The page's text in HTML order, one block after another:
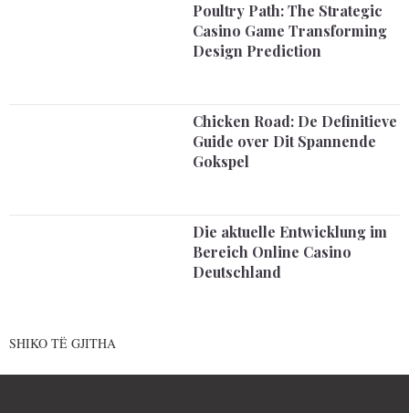
Poultry Path: The Strategic
Casino Game Transforming
Design Prediction
Chicken Road: De Definitieve
Guide over Dit Spannende
Gokspel
Die aktuelle Entwicklung im
Bereich Online Casino
Deutschland
SHIKO TË GJITHA